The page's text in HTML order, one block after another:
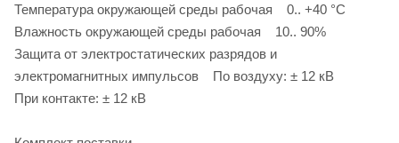
Температура окружающей среды рабочая 0.. +40 °C
Влажность окружающей среды рабочая 10.. 90%
Защита от электростатических разрядов и
электромагнитных импульсов По воздуху: ± 12 кВ
При контакте: ± 12 кВ